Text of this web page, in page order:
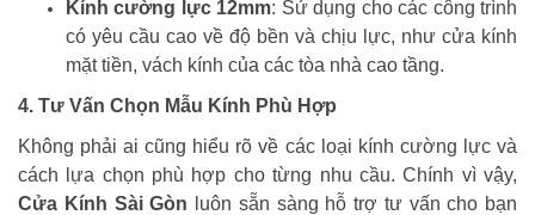
Kính cường lực 12mm: Sử dụng cho các công trình
có yêu cầu cao về độ bền và chịu lực, như cửa kính
mặt tiền, vách kính của các tòa nhà cao tầng.
4. Tư Vấn Chọn Mẫu Kính Phù Hợp
Không phải ai cũng hiểu rõ về các loại kính cường lực và
cách lựa chọn phù hợp cho từng nhu cầu. Chính vì vậy,
Cửa Kính Sài Gòn luôn sẵn sàng hỗ trợ tư vấn cho bạn